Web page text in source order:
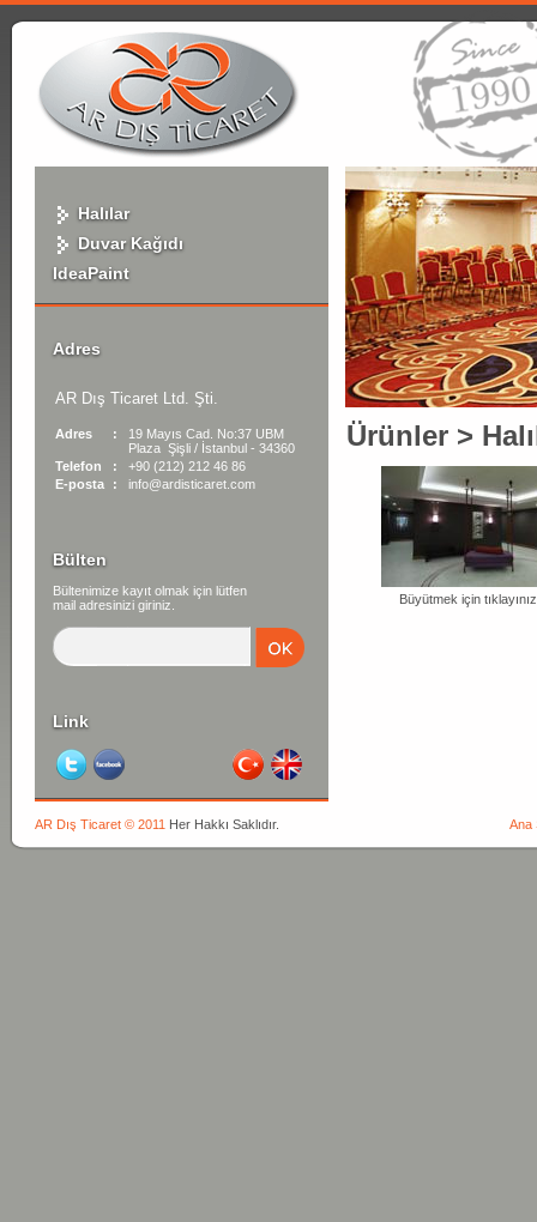
Halılar
Duvar Kağıdı
IdeaPaint
Ürünler >
Büyütmek için
Adres
AR Dış Ticaret Ltd. Şti.
Adres :
19 Mayıs Cad. No:37 UBM
Plaza Şişli / İstanbul - 34360
Telefon
:
+90 (212) 212 46 86
E-posta
: info@ardisticaret.com
Bülten
Bültenimize kayıt olmak için lütfen
mail adresinizi giriniz.
Link
AR Dış Ticaret © 2011 Her Hakkı Saklıdır. Ana